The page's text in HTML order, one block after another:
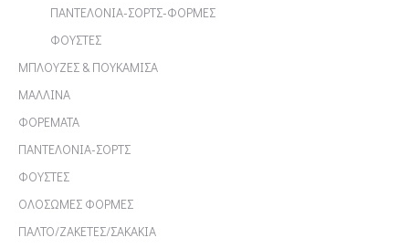
ΠΑΝΤΕΛΟΝΙΑ-ΣΟΡΤΣ-ΦΟΡΜΕΣ
ΦΟΥΣΤΕΣ
ΜΠΛΟΥΖΕΣ & ΠΟΥΚΑΜΙΣΑ
ΜΑΛΛΙΝΑ
ΦΟΡΕΜΑΤΑ
ΠΑΝΤΕΛΟΝΙΑ-ΣΟΡΤΣ
ΦΟΥΣΤΕΣ
ΟΛΟΣΩΜΕΣ ΦΟΡΜΕΣ
ΠΑΛΤΟ/ΖΑΚΕΤΕΣ/ΣΑΚΑΚΙΑ